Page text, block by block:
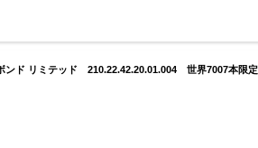
ンド リミテッド 210.22.42.20.01.004 世界7007本